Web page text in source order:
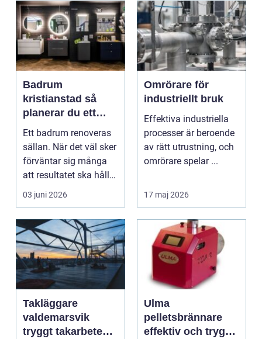
Badrum
kristianstad så
planerar du ett
tryggt och hållbart
badrumsprojekt
Ett badrum renoveras
sällan. När det väl sker
förväntar sig många
att resultatet ska hålla
i 2030 år...
03 juni 2026
Omrörare för
industriellt bruk
Effektiva industriella
processer är beroende
av rätt utrustning, och
omrörare spelar ...
17 maj 2026
Takläggare
valdemarsvik
tryggt takarbete
Ulma
pelletsbrännare
effektiv och trygg